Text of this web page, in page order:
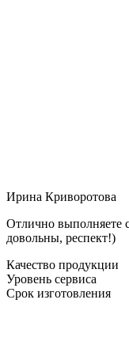
Ирина Криворотова
Отлично выполняете
довольны, респект!)
Качество продукции
Уровень сервиса
Срок изготовления